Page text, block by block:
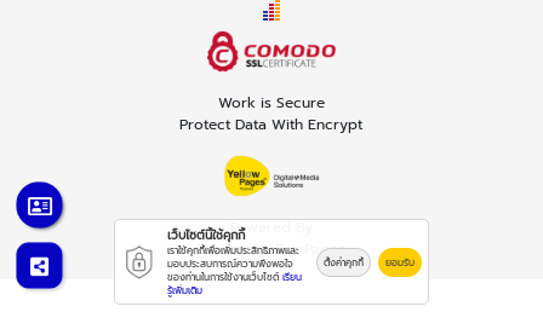
Work is Secure
Protect Data With Encrypt
Powered By
Thailand YellowPages
เว็บไซต์นี้ใช้คุกกี้
เราใช้คุกกี้เพื่อเพิ่มประสิทธิภาพและ
มอบประสบการณ์ความพึงพอใจ
ของท่านในการใช้งานเว็บไซต์ เรียน
รู้เพิ่มเติม
ตั้งค่าคุกกี้ ยอมรับ